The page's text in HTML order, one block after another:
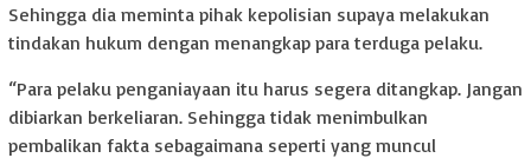
Sehingga dia meminta pihak kepolisian supaya melakukan
tindakan hukum dengan menangkap para terduga pelaku.
“Para pelaku penganiayaan itu harus segera ditangkap. Jangan
dibiarkan berkeliaran. Sehingga tidak menimbulkan
pembalikan fakta sebagaimana seperti yang muncul